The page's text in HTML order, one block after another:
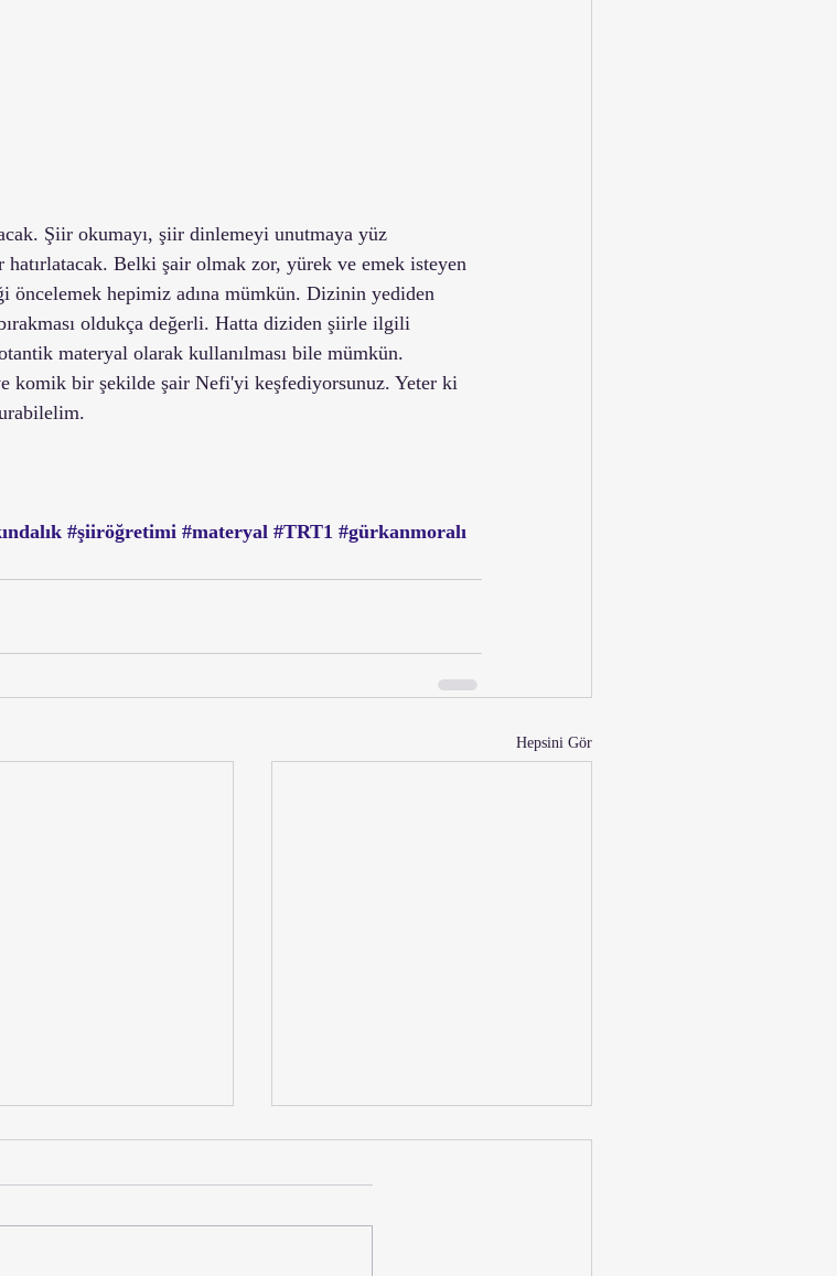
Şiir okumayı, şiir dinlemeyi unutmaya yüz
Belki şair olmak zor, yürek ve emek isteyen
öncelemek hepimiz adına mümkün. Dizinin yediden
oldukça değerli. Hatta diziden şiirle ilgili
materyal olarak kullanılması bile mümkün.
komik bir şekilde şair Nefi'yi keşfediyorsunuz. Yeter ki
#şiiröğretimi #materyal #TRT1 #gürkanmoralı
Hepsini Gör